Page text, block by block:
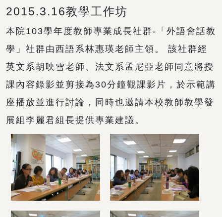
2015.3.16教學工作坊
本院103學年度教師專業成長社群-「外語會話教
學」社群由西語系林惠瑛老師主領。 該社群經
英文系胡映雪老師、法文系孟尼亞老師同意將授
課內容錄影並剪接為30分鐘觀課影片，於示範講
座播放並進行討論，同時也邀請本校教師教學發
展組李麗君組長提供專業建議。